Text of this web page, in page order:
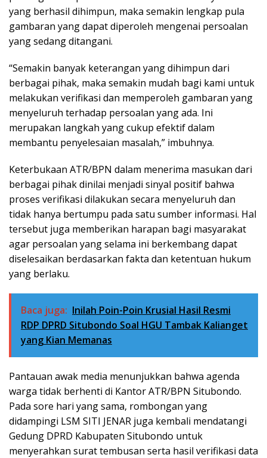
yang berhasil dihimpun, maka semakin lengkap pula
gambaran yang dapat diperoleh mengenai persoalan
yang sedang ditangani.
“Semakin banyak keterangan yang dihimpun dari
berbagai pihak, maka semakin mudah bagi kami untuk
melakukan verifikasi dan memperoleh gambaran yang
menyeluruh terhadap persoalan yang ada. Ini
merupakan langkah yang cukup efektif dalam
membantu penyelesaian masalah,” imbuhnya.
Keterbukaan ATR/BPN dalam menerima masukan dari
berbagai pihak dinilai menjadi sinyal positif bahwa
proses verifikasi dilakukan secara menyeluruh dan
tidak hanya bertumpu pada satu sumber informasi. Hal
tersebut juga memberikan harapan bagi masyarakat
agar persoalan yang selama ini berkembang dapat
diselesaikan berdasarkan fakta dan ketentuan hukum
yang berlaku.
Baca juga: Inilah Poin-Poin Krusial Hasil Resmi
RDP DPRD Situbondo Soal HGU Tambak Kalianget
yang Kian Memanas
Pantauan awak media menunjukkan bahwa agenda
warga tidak berhenti di Kantor ATR/BPN Situbondo.
Pada sore hari yang sama, rombongan yang
didampingi LSM SITI JENAR juga kembali mendatangi
Gedung DPRD Kabupaten Situbondo untuk
menyerahkan surat tembusan serta hasil verifikasi data